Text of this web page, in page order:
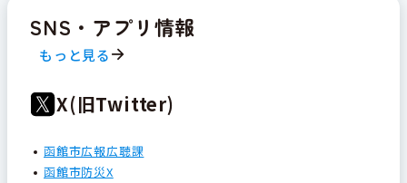
SNS・アプリ情報
もっと見る
X(旧Twitter)
函館市広報広聴課
函館市防災X